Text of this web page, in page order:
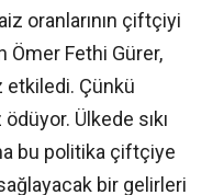
oranlarının çiftçiyi
Ömer Fethi Gürer,
etkiledi. Çünkü
Ülkede sıkı
bu politika çiftçiye
bir gelirleri